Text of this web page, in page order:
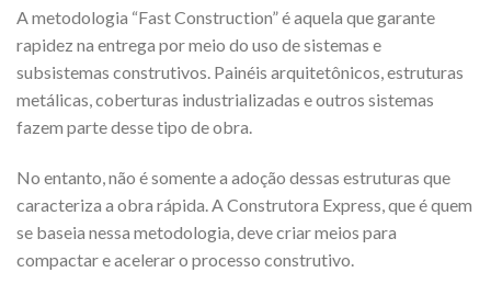
A metodologia “Fast Construction” é aquela que garante
rapidez na entrega por meio do uso de sistemas e
subsistemas construtivos. Painéis arquitetônicos, estruturas
metálicas, coberturas industrializadas e outros sistemas
fazem parte desse tipo de obra.
No entanto, não é somente a adoção dessas estruturas que
caracteriza a obra rápida. A Construtora Express, que é quem
se baseia nessa metodologia, deve criar meios para
compactar e acelerar o processo construtivo.